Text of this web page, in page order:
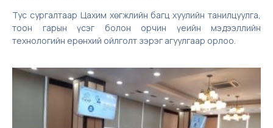
Тус сургалтаар Цахим хөгжлийн багц хуулийн танилцуулга,
тоон гарын үсэг болон орчин үеийн мэдээллийн
технологийн ерөнхий ойлголт зэрэг агуулгаар орлоо.